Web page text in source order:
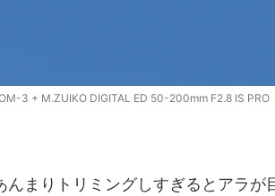
3 + M.ZUIKO DIGITAL ED 50-200mm F2.8 IS PRO
まりトリミングしすぎるとアラが